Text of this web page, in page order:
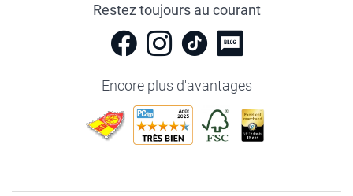
Restez toujours au courant
Encore plus d'avantages